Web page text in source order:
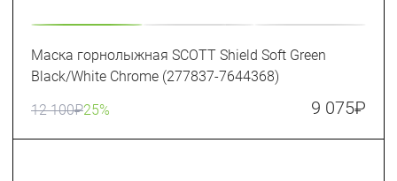
Маска горнолыжная SCOTT Shield Soft Green
Black/White Chrome (277837-7644368)
12 100₽25% 9 075₽